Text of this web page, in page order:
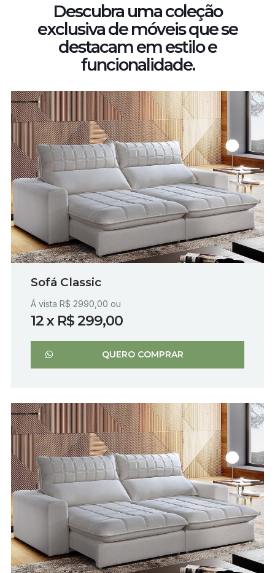
Descubra uma coleção
exclusiva de móveis que se
destacam em estilo e
funcionalidade.
Sofá Classic
Á vista R$ 2990,00 ou
12 x R$ 299,00
QUERO COMPRAR